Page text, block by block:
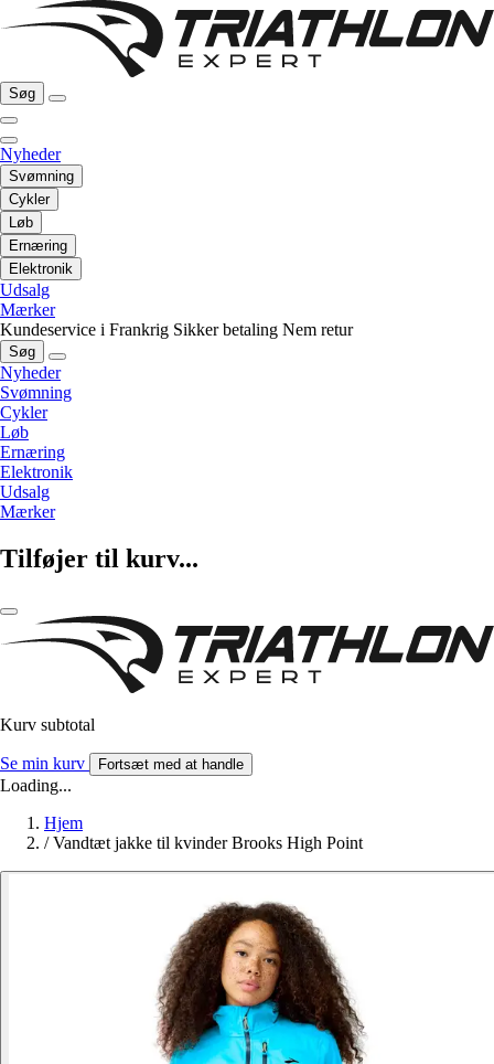
Søg
Nyheder
Svømning
Cykler
Løb
Ernæring
Elektronik
Udsalg
Mærker
Kundeservice i Frankrig Sikker betaling Nem retur
Søg
Nyheder
Svømning
Cykler
Løb
Ernæring
Elektronik
Udsalg
Mærker
Tilføjer til kurv...
Kurv subtotal
Se min kurv Fortsæt med at handle
Loading...
Hjem
/ Vandtæt jakke til kvinder Brooks High Point